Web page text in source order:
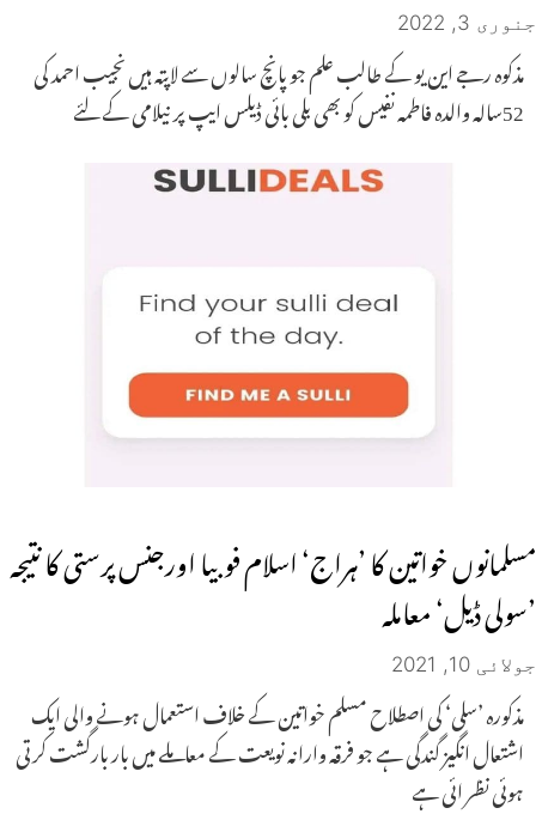
جنوری 3, 2022
مذکوہ رجے این یو کے طالب علم جو پانچ سالوں سے لاپتہ ہیں نجیب احمد کی
52سالہ والدہ فاطمہ نفیس کو بھی بلی بائی ڈیلس ایپ پر نیلامی کے لئے
مسلمانوں خواتین کا ’ہراج‘ اسلام فوبیا اورجنس پرستی کا نتیجہ
’سولی ڈیل‘ معاملہ
جولائی 10, 2021
مذکورہ ’سلی‘ کی اصطلاح مسلم خواتین کے خلاف استعمال ہونے والی ایک
اشتعال انگیز گندگی ہے جو فرقہ وارانہ نویعت کے معاملے میں بار بارگشت کرتی
ہوئی نظر ائی ہے